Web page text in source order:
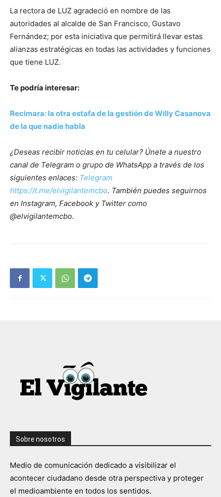
La rectora de LUZ agradeció en nombre de las
autoridades al alcalde de San Francisco, Gustavo
Fernández; por esta iniciativa que permitirá llevar estas
alianzas estratégicas en todas las actividades y funciones
que tiene LUZ.
Te podría interesar:
Recimara: la otra estafa de la gestión de Willy Casanova
de la que nadie habla
¿Deseas recibir noticias en tu celular? Únete a nuestro
canal de Telegram o grupo de WhatsApp a través de los
siguientes enlaces: Telegram
https://t.me/elvigilantemcbo. También puedes seguirnos
en Instagram, Facebook y Twitter como
@elvigilantemcbo.
Sobre nosotros
Medio de comunicación dedicado a visibilizar el
acontecer ciudadano desde otra perspectiva y proteger
el medioambiente en todos los sentidos.